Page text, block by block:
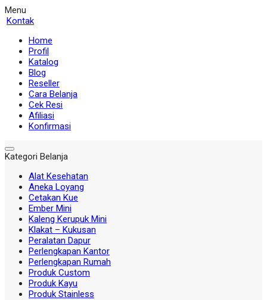
Menu
Kontak
Home
Profil
Katalog
Blog
Reseller
Cara Belanja
Cek Resi
Afiliasi
Konfirmasi
Kategori Belanja
Alat Kesehatan
Aneka Loyang
Cetakan Kue
Ember Mini
Kaleng Kerupuk Mini
Klakat – Kukusan
Peralatan Dapur
Perlengkapan Kantor
Perlengkapan Rumah
Produk Custom
Produk Kayu
Produk Stainless